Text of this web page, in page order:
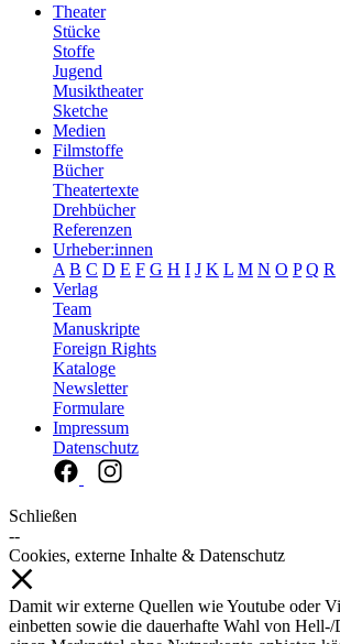
Theater
Stücke
Stoffe
Jugend
Musiktheater
Sketche
Medien
Filmstoffe
Bücher
Theatertexte
Drehbücher
Referenzen
Urheber:innen
A B C D E F G H I J K L M N O P Q R
Verlag
Team
Manuskripte
Foreign Rights
Kataloge
Newsletter
Formulare
Impressum
Datenschutz
Schließen
--
Cookies, externe Inhalte & Datenschutz
Damit wir externe Quellen wie Youtube oder
einbetten sowie die dauerhafte Wahl von